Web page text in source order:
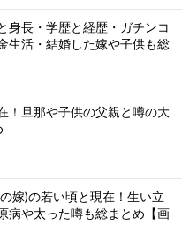
身長・学歴と経歴・ガチンコ
生活・結婚した嫁や子供も総
！旦那や子供の父親と噂の大
嫁)の若い頃と現在！生い立
病や太った噂も総まとめ【画